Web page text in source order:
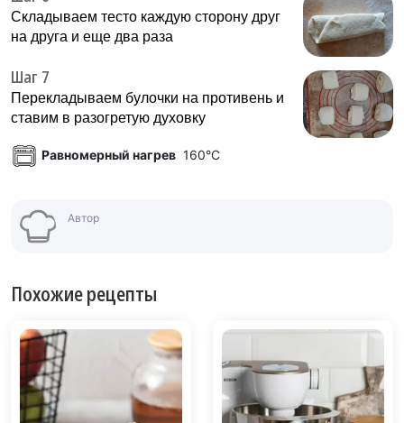
Складываем тесто каждую сторону друг
на друга и еще два раза
Шаг 7
Перекладываем булочки на противень и
ставим в разогретую духовку
Равномерный нагрев 160°C
Автор
Похожие рецепты